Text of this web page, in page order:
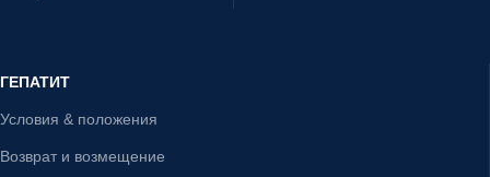
ГЕПАТИТ
Условия & положения
Возврат и возмещение